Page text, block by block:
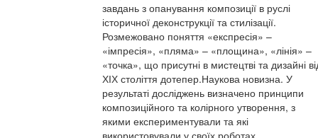
завдань з опанування композиції в руслі
історичної деконструкції та стилізації.
Розмежовано поняття «експресія» –
«імпресія», «пляма» – «площина», «лінія» –
«точка», що присутні в мистецтві та дизайні
ХІХ століття дотепер.Наукова новизна. У
результаті досліджень визначено принципи
композиційного та колірного утворення, з
якими експериментували та які
використовували у своїх роботах